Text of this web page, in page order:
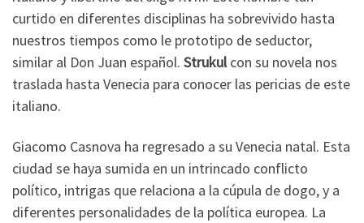
curtido en diferentes disciplinas ha sobrevivido hasta
nuestros tiempos como le prototipo de seductor,
similar al Don Juan español. Strukulcon su novela nos
traslada hasta Venecia para conocer las pericias de este
italiano.
Giacomo Casnova ha regresado a su Venecia natal. Esta
ciudad se haya sumida en un intrincado conflicto
político, intrigas que relaciona a la cúpula de dogo, y a
diferentes personalidades de la política europea. La